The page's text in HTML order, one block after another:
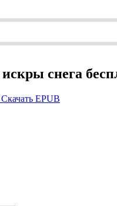
снега
Скачать EPUB